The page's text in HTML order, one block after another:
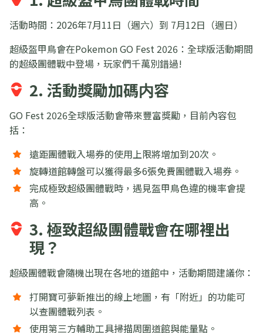
活動時間：2026年7月11日（週六）到 7月12日（週日）
超級盔甲鳥會在Pokemon GO Fest 2026：全球版活動期間
的超級團體戰中登場，玩家們千萬別錯過!
2. 活動獎勵加碼内容
GO Fest 2026全球版活動會帶來豐富獎勵，目前內容包
括：
遠距團體戰入場券的使用上限將增加到20次。
旋轉道館轉盤可以獲得最多6張免費團體戰入場券。
完成極致超級團體戰時，遇見盔甲鳥色違的機率會提
高。
3. 極致超級團體戰會在哪裡出
現？
超級團體戰會隨機出現在各地的道館中，活動期間建議你：
打開寶可夢新推出的線上地圖，有「附近」的功能可
以查團體戰列表。
使用第三方輔助工具掃描周圍道館與能量點。